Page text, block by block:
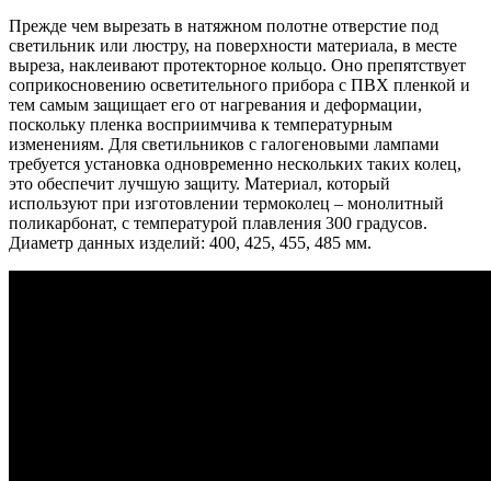
Прежде чем вырезать в натяжном полотне отверстие под
светильник или люстру, на поверхности материала, в месте
выреза, наклеивают протекторное кольцо. Оно препятствует
соприкосновению осветительного прибора с ПВХ пленкой и
тем самым защищает его от нагревания и деформации,
поскольку пленка восприимчива к температурным
изменениям. Для светильников с галогеновыми лампами
требуется установка одновременно нескольких таких колец,
это обеспечит лучшую защиту. Материал, который
используют при изготовлении термоколец – монолитный
поликарбонат, с температурой плавления 300 градусов.
Диаметр данных изделий: 400, 425, 455, 485 мм.